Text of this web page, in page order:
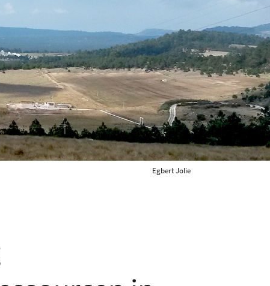
Egbert Jolie